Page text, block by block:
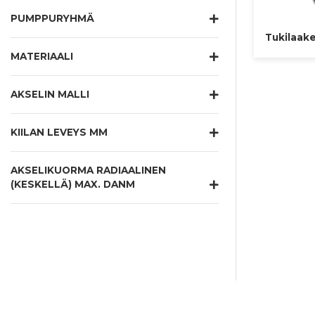
PUMPPURYHMÄ
MATERIAALI
AKSELIN MALLI
KIILAN LEVEYS MM
AKSELIKUORMA RADIAALINEN
(KESKELLÄ) MAX. DANM